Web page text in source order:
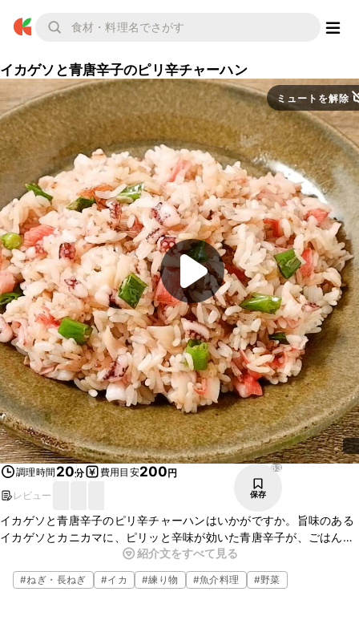
イカゲソと青唐辛子のピリ辛チャーハン
ミュートを解除
調理時間 20分 費用目安200円
レビュー
63
保存
イカゲソと青唐辛子のピリ辛チャーハンはいかがですか。旨味のある
イカゲソとカニカマに、ピリッと辛味が効いた青唐辛子が、ごはんと
合わさりとってもおいしいですよ。簡単に作ることができるので、ぜ
ひお試しください。
紹介文をすべて見る
#ねぎ・長ねぎ #イカ #練り物 #魚介料理 #野菜